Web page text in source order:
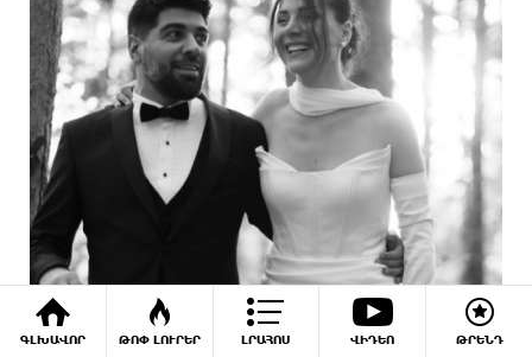
ԳԼԽԱՎՈՐ ԹՈՓ ԼՈՒՐԵՐ ԼՐԱՀՈՍ ՎԻԴԵՈ ԹՐԵՆԴ
Կարո Հովհաննիսյանն ու կինը պարզել
են իրենց առաջնեկի սեռը